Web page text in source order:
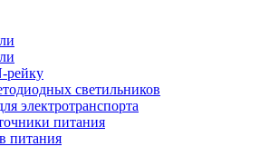
рейку
светильников
электротранспорта
питания
питания